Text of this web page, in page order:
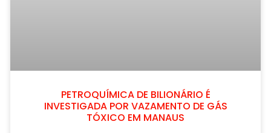
PETROQUÍMICA DE BILIONÁRIO É
INVESTIGADA POR VAZAMENTO DE GÁS
TÓXICO EM MANAUS